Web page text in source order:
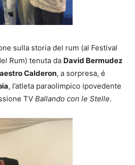
sulla storia del rum (al Festival
Rum) tenuta da David Bermudez
Calderon, a sorpresa, é
, l’atleta paraolimpico ipovedente
TV Ballando con le Stelle.